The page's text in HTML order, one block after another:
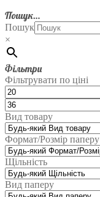
Пошук…
Пошук
×
Фільтри
Фільтрувати по ціні
Вид товару
Формат/Розмір паперу
Щільність
Вид паперу